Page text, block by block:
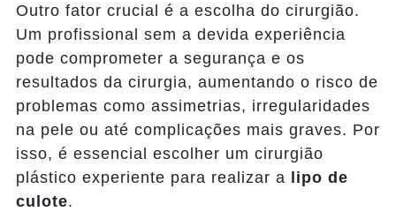
Outro fator crucial é a escolha do cirurgião.
Um profissional sem a devida experiência
pode comprometer a segurança e os
resultados da cirurgia, aumentando o risco de
problemas como assimetrias, irregularidades
na pele ou até complicações mais graves. Por
isso, é essencial escolher um cirurgião
plástico experiente para realizar a lipo de
culote.